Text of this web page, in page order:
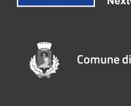
Comune